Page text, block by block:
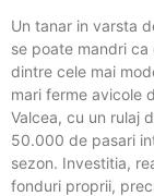
Un tanar in varsta
se poate mandri ca
dintre cele mai
mari ferme avicole
Valcea, cu un rulaj
50.000 de pasari
sezon. Investitia,
fonduri proprii,